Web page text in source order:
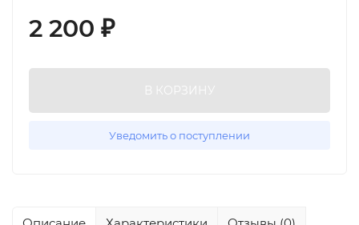
2 200 ₽
В КОРЗИНУ
Уведомить о поступлении